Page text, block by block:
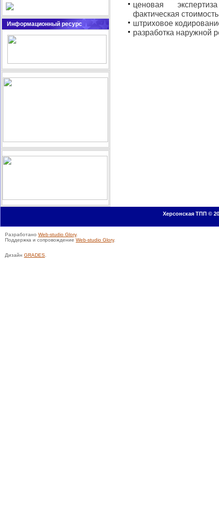
Информационный ресурс
ценовая
фактическая
штриховое
разработка наружной
Херсонская ТПП ©
Разработано Web-studio Glory.
Поддержка и сопровождение Web-studio Glory.
Дизайн GRADES